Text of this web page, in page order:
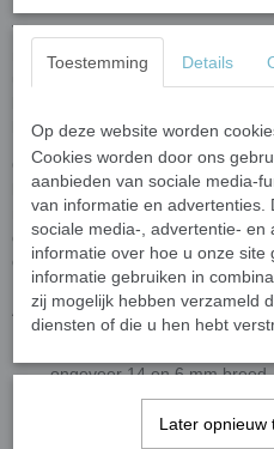
Voeg een vleugje schoonheid en
mozaïekprojecten met onze
begint.
Onze glas bloemblaadjes zijn
levendige kleuren en
mogelijkheden hebt om je
delicate pasteltinten tot krachtige,
die perfect aansluit bij jouw
Afmetingen en aantallen
ongeveer 14 en 6 mm
Toestemming Details
Op deze website worden
Cookies worden door ons
aanbieden van sociale media-
van informatie en advertenties.
sociale media-, advertentie- en
informatie over hoe u onze site
informatie gebruiken in
zij mogelijk hebben verzameld
diensten of die u hen hebt
Later opnieuw